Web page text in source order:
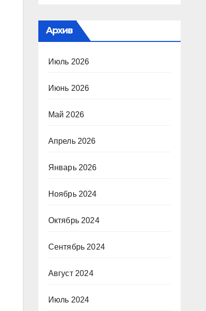
Архив
Июль 2026
Июнь 2026
Май 2026
Апрель 2026
Январь 2026
Ноябрь 2024
Октябрь 2024
Сентябрь 2024
Август 2024
Июль 2024